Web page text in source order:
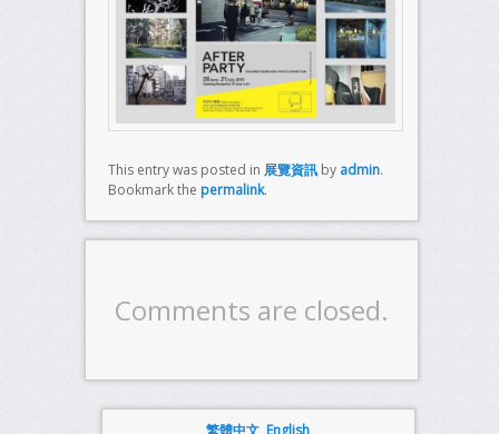
This entry was posted in 展覽資訊by admin.
Bookmark the permalink.
Comments are closed.